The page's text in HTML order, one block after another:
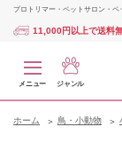
プロトリマー・ペットサロン・ペ
11,000円以上で送料無
メニュー ジャンル
ホーム 鳥・小動物